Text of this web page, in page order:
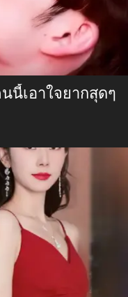
นี้เอาใจยากสุดๆ